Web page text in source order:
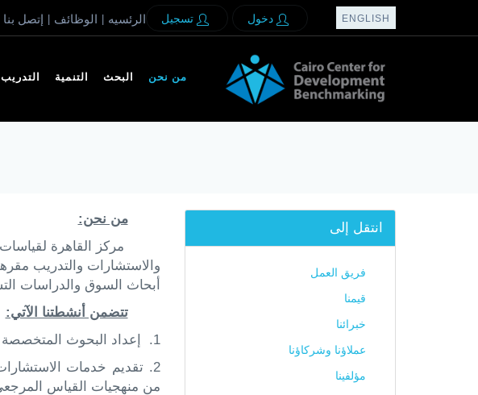
الرئسيه الوظائف إتصل بنا دخول تسجيل ENGLISH
من نحن البحث التنمية التدريب
انتقل إلى
فريق العمل
قيمنا
خبرائنا
عملاؤنا وشركاؤنا
مؤلفينا
من نحن:
مركز القاهرة
والاستشارات والتدريب
أبحاث السوق والدراسات
تتضمن أنشطتنا الآتي:
1.
إعداد البحوث
2.
تقديم خدمات الاستشارات
من منهجيات القياس